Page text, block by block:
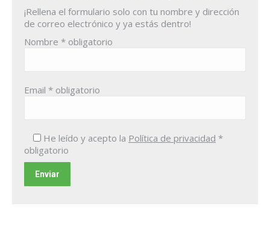
¡Rellena el formulario solo con tu nombre y dirección
de correo electrónico y ya estás dentro!
Nombre * obligatorio
Email * obligatorio
He leído y acepto la Política de privacidad *
obligatorio